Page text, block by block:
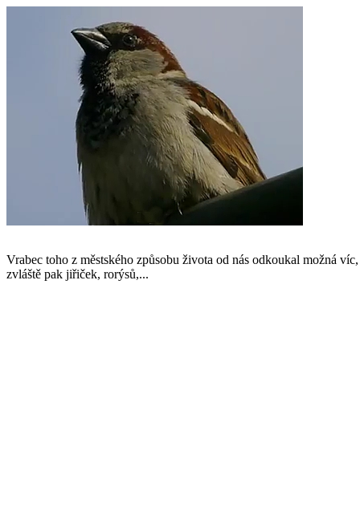
Vrabec toho z městského způsobu života od nás odkoukal možná
zvláště pak jiřiček, rorýsů,...